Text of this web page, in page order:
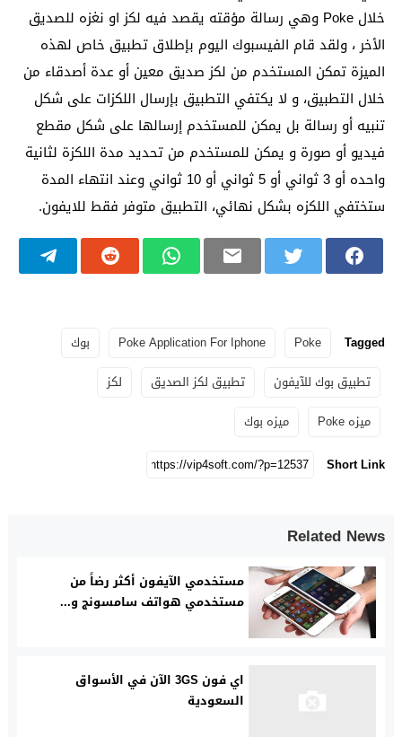
خلال Poke وهي رسالة مؤقته يقصد فيه لكز او نغزه للصديق
الأخر ، ولقد قام الفيسبوك اليوم بإطلاق تطبيق خاص لهذه
الميزة تمكن المستخدم من لكز صديق معين أو عدة أصدقاء من
خلال التطبيق، و لا يكتفي التطبيق بإرسال اللكزات على شكل
تنبيه أو رسالة بل يمكن للمستخدم إرسالها على شكل مقطع
فيديو أو صورة و يمكن للمستخدم من تحديد مدة اللكزة لثانية
واحده أو 3 ثواني أو 5 ثواني أو 10 ثواني وعند انتهاء المدة
ستختفي اللكزه بشكل نهائي، التطبيق متوفر فقط للايفون.
Tagged
Poke
Poke Application For Iphone
بوك
تطبيق بوك للآيفون
تطبيق لكز الصديق
لكز
ميزه Poke
ميزه بوك
Short Link
Related News
مستخدمي الآيفون أكثر رضاً من
مستخدمي هواتف سامسونج و...
اي فون 3GS الآن في الأسواق
السعودية